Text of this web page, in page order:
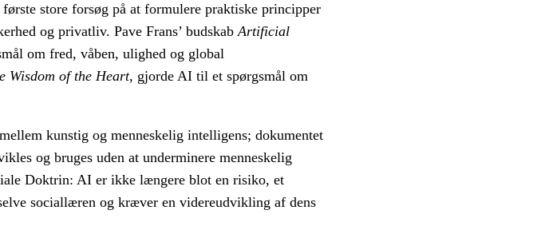
store forsøg på at formulere praktiske principper
og privatliv. Pave Frans’ budskabArtificial
om fred, våben, ulighed og global
Wisdom of the Heart, gjorde AI til et spørgsmål om
kunstig og menneskelig intelligens; dokumentet
og bruges uden at underminere menneskelig
Doktrin: AI er ikke længere blot en risiko, et
sociallæren og kræver en videreudvikling af dens